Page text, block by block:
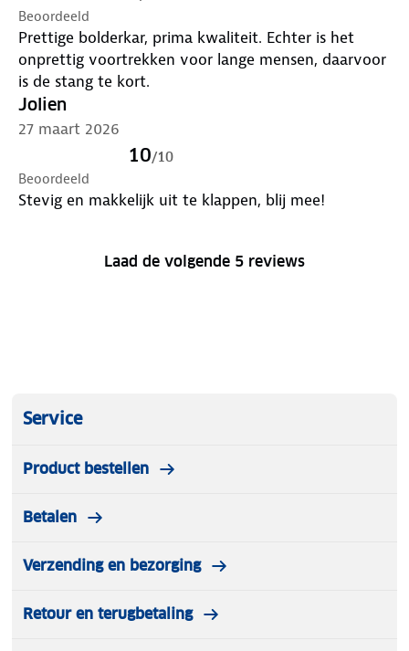
Beoordeeld
Prettige bolderkar, prima kwaliteit. Echter is het
onprettig voortrekken voor lange mensen, daarvoor
is de stang te kort.
Jolien
27 maart 2026
10/10
Beoordeeld
Stevig en makkelijk uit te klappen, blij mee!
Laad de volgende 5 reviews
Service
Product bestellen
Betalen
Verzending en bezorging
Retour en terugbetaling